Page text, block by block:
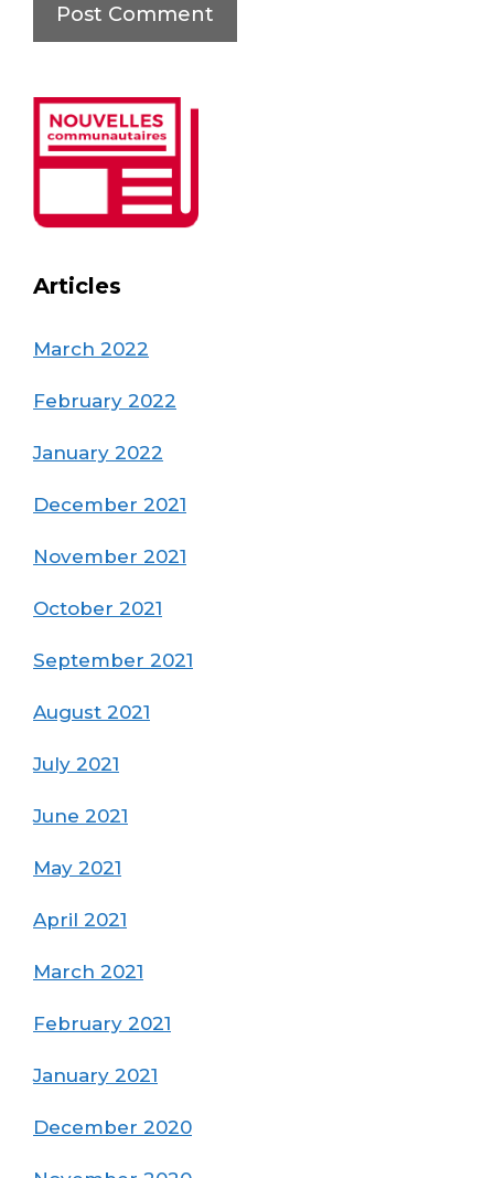
Articles
March 2022
February 2022
January 2022
December 2021
November 2021
October 2021
September 2021
August 2021
July 2021
June 2021
May 2021
April 2021
March 2021
February 2021
January 2021
December 2020